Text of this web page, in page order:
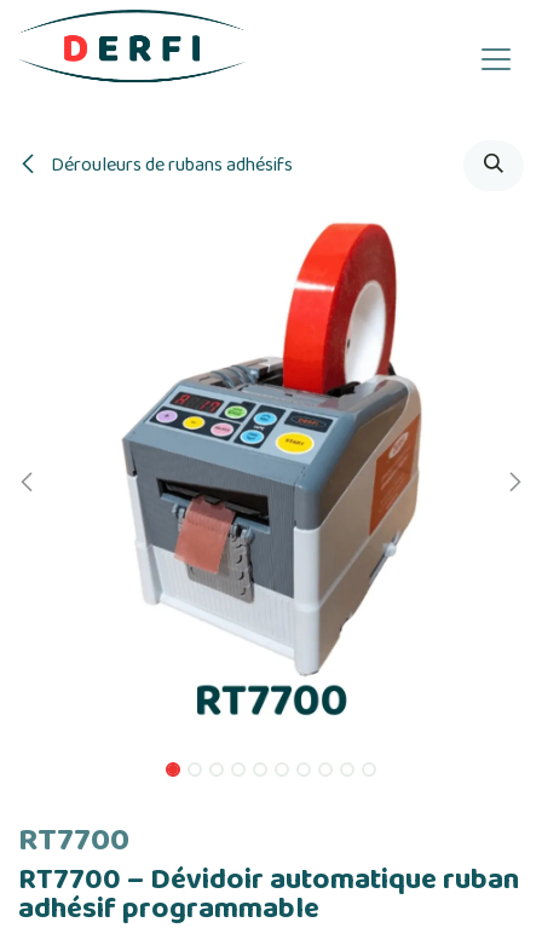
Se rendre au contenu
Dérouleurs de rubans adhésifs
RT7700
RT7700 – Dévidoir automatique ruban
adhésif programmable